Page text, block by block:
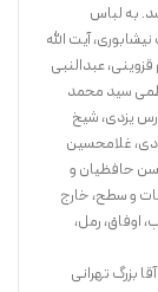
به لباس
آیت الله
عبدالنبی
سید محمد
یزدی، شیخ
غلامحسین
حافظیان و
و سطح، خارج
اوفاق، رمل،
سال ۱۳۴۲ از شیخ آقا بزرگ تهرانی